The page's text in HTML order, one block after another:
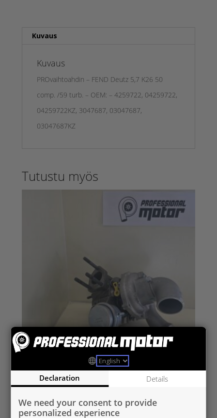
Kuvaus
Kuvaus
PROvaihtoahdin – FEND Deutz 5,7 K26 50
comp. /59 turb. – OEM: – 4259722, 04259722,
04259722KZ, 3047687, 03047687,
03047687KZ
Tutustu myös
HY5303 970 0127 UUSI OEM
TARJOUS
H 1 2,5 CRDi 2006-
Declaration Details
We need your consent to provide
personalized experience